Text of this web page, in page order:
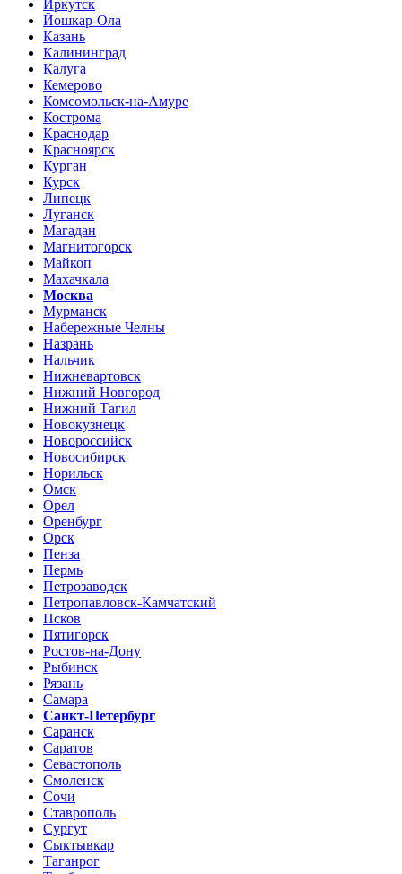
Иркутск
Йошкар-Ола
Казань
Калининград
Калуга
Кемерово
Комсомольск-на-Амуре
Кострома
Краснодар
Красноярск
Курган
Курск
Липецк
Луганск
Магадан
Магнитогорск
Майкоп
Махачкала
Москва
Мурманск
Набережные Челны
Назрань
Нальчик
Нижневартовск
Нижний Новгород
Нижний Тагил
Новокузнецк
Новороссийск
Новосибирск
Норильск
Омск
Орел
Оренбург
Орск
Пенза
Пермь
Петрозаводск
Петропавловск-Камчатский
Псков
Пятигорск
Ростов-на-Дону
Рыбинск
Рязань
Самара
Санкт-Петербург
Саранск
Саратов
Севастополь
Смоленск
Сочи
Ставрополь
Сургут
Сыктывкар
Таганрог